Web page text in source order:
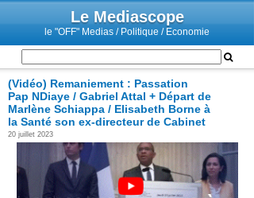
Le Mediascope
le "OFF" Medias / Politique / Economie
(Vidéo) Remaniement : Passation
Pap NDiaye / Gabriel Attal + Départ de
Marlène Schiappa / Elisabeth Borne à
la Santé son ex-directeur de Cabinet
20 juillet 2023